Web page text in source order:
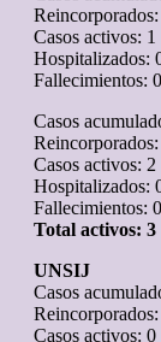
Casos activos: 1
Hospitalizados:
Fallecimientos: 0
Casos
Casos activos: 2
Hospitalizados:
Fallecimientos: 0
Total activos: 3
UNSIJ
Casos
Casos activos: 0